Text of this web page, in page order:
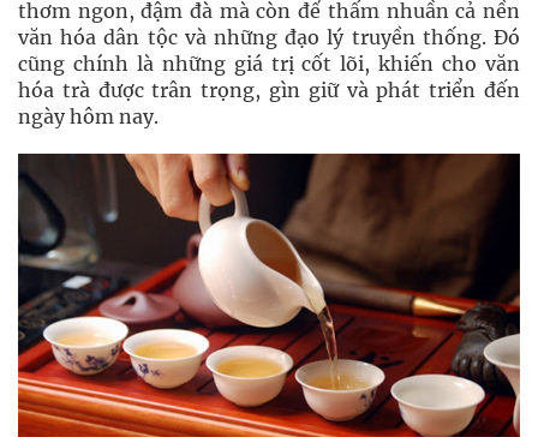
thơm ngon, đậm đà mà còn để thấm nhuần cả nền
văn hóa dân tộc và những đạo lý truyền thống. Đó
cũng chính là những giá trị cốt lõi, khiến cho văn
hóa trà được trân trọng, gìn giữ và phát triển đến
ngày hôm nay.